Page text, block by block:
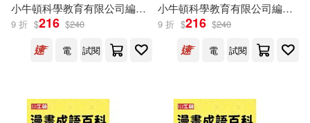
小牛頓科學教育有限公司編輯 團隊
9 折 $216 $240
電
試閱
小牛頓科學教育有限公司編輯
9 折 $216 $240
電
試閱